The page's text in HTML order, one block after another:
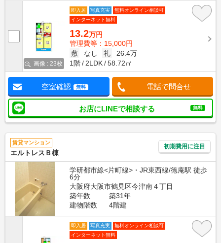
画像 : 23枚
即入居 写真充実
無料オンライン相談可
インターネット無料
13.2万円
管理費等：15,000円
敷
なし 礼
26.4万
1階
2LDK 58.72㎡
空室確認 無料 電話で問合せ
お店にLINEで相談する 無料
賃貸マンション
エルトレスＢ棟
初期費用に注目
学研都市線<片町線>・JR東西線/徳庵駅 徒歩
6分
大阪府大阪市鶴見区今津南４丁目
築年数
築31年
建物階数
4階建
即入居 写真充実
無料オンライン相談可
インターネット無料